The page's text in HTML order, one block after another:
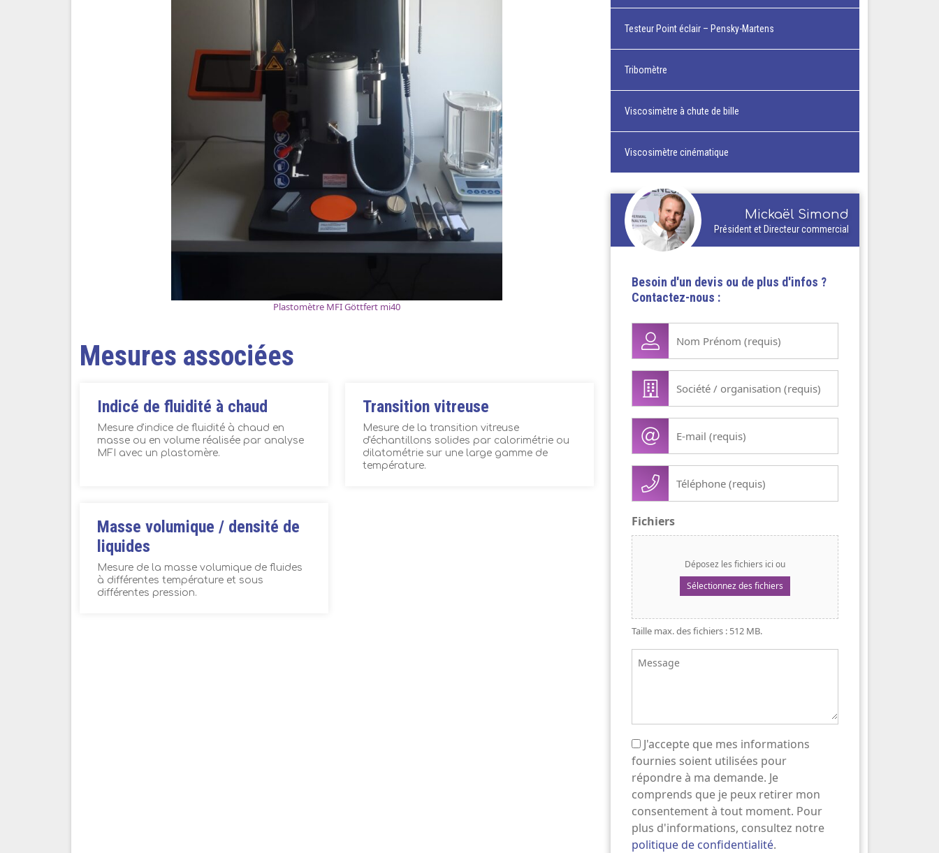
Plastomètre MFI Göttfert mi40
Mesures associées
Indicé de fluidité à chaud
Mesure d'indice de fluidité à chaud en
masse ou en volume réalisée par analyse
MFI avec un plastomère.
Transition vitreuse
Mesure de la transition vitreuse
d'échantillons solides par calorimétrie ou
dilatométrie sur une large gamme de
température.
Masse volumique / densité de
liquides
Mesure de la masse volumique de fluides
à différentes température et sous
différentes pression.
Testeur Point éclair – Pensky-Martens
Tribomètre
Viscosimètre à chute de bille
Viscosimètre cinématique
Mickaël Simond
Président et Directeur commercial
Besoin d'un devis ou de plus d'infos ?
Contactez-nous :
Nom
Prénom
Société
organisation
(Nécessaire)
mail
Téléphone
(Nécessaire)
Fichiers
Déposez les fichiers ici ou
Sélectionnez des fichiers
Taille max. des fichiers : 512 MB.
Message
(Nécessaire)
J'accepte que mes informations
fournies soient utilisées pour
répondre à ma demande. Je
comprends que je peux retirer mon
consentement à tout moment. Pour
plus d'informations, consultez notre
politique de confidentialité.